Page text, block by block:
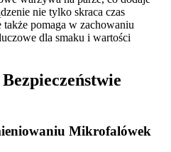
nie tylko skraca czas
pomaga w zachowaniu
dla smaku i wartości
Mikrofalówek